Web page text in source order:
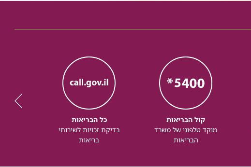
קול הבריאות
מוקד טלפוני של משרד
הבריאות
כל הבריאות
בדיקת זכויות לשירותי
בריאות